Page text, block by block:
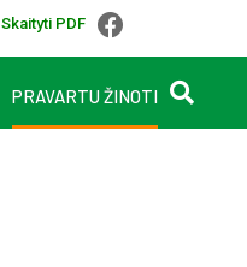
Skaityti PDF
PRAVARTU ŽINOTI